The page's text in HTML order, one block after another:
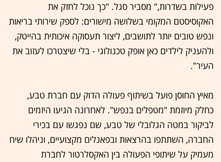
פעילות בשדרות," מסביר סגל. "כך נוכל לחזק את
האקוסיסטם המקומי בשלושה מישורים: לספק שירותי בריאות
ונפש טובים יותר לתושבים, ליצור תעסוקה איכותית בהייטק,
ולהעניק לילדים כאן אופק טכנולוגי - בלי שיצטרכו לעזוב את
העיר".
מאיץ החוסן פועל בשיתוף פעולה הדוק עם חברת טבע,
כחלק מיוזמת "מטפלים בנפש". לאחרונה הגיעו היזמים
לביקור במטה הגלובלי של טבע, שם נפגשו עם בכירי
החברה, השתתפו בהרצאות ובפאנלים מקצועיים, וניהלו שיח
מעמיק על שיתופי הפעולה בין האקסלרטור לחברת